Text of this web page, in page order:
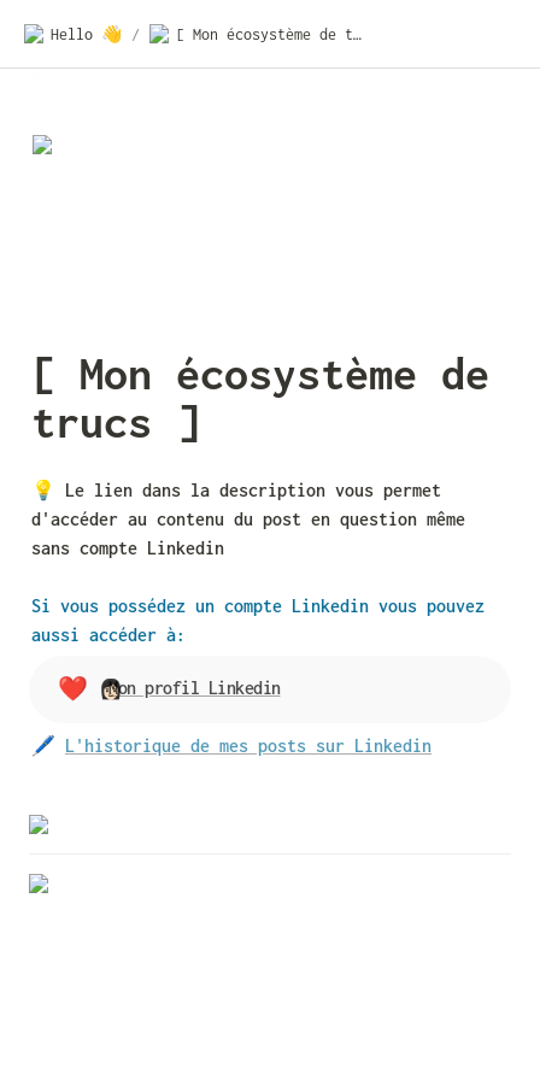
Hello 👋 / [ Mon écosystème de trucs ]
[ Mon écosystème de
trucs ]
💡 Le lien dans la description vous permet
d'accéder au contenu du post en question même
sans compte Linkedin
Si vous possédez un compte Linkedin vous pouvez
aussi accéder à:
❤️ 👩🏻
Mon profil Linkedin
🖊 L'historique de mes posts sur Linkedin